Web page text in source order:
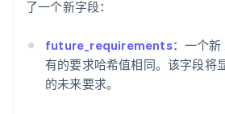
了一个新字段：
future_requirements：一个新
有的要求哈希值相同。该字段将
的未来要求。